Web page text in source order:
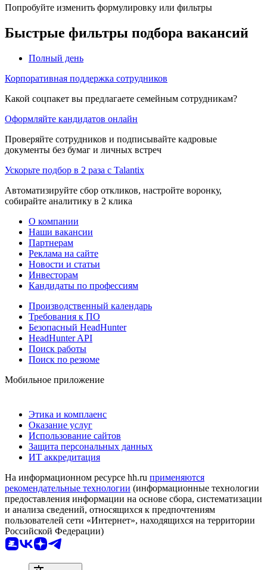
Попробуйте изменить формулировку или фильтры
Быстрые фильтры подбора вакансий
Полный день
Корпоративная поддержка сотрудников
Какой соцпакет вы предлагаете семейным сотрудникам?
Оформляйте кандидатов онлайн
Проверяйте сотрудников и подписывайте кадровые
документы без бумаг и личных встреч
Ускорьте подбор в 2 раза с Talantix
Автоматизируйте сбор откликов, настройте воронку,
собирайте аналитику в 2 клика
О компании
Наши вакансии
Партнерам
Реклама на сайте
Новости и статьи
Инвесторам
Кандидаты по профессиям
Производственный календарь
Требования к ПО
Безопасный HeadHunter
HeadHunter API
Поиск работы
Поиск по резюме
Мобильное приложение
Этика и комплаенс
Оказание услуг
Использование сайтов
Защита персональных данных
ИТ аккредитация
На информационном ресурсе hh.ru применяются
рекомендательные технологии (информационные технологии
предоставления информации на основе сбора, систематизации
и анализа сведений, относящихся к предпочтениям
пользователей сети «Интернет», находящихся на территории
Российской Федерации)